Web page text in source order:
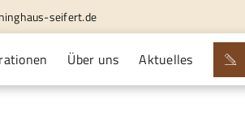
seifert.de
Über uns Aktuelles